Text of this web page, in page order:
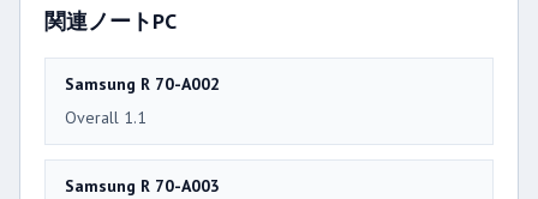
関連ノートPC
Samsung R 70-A002
Overall 1.1
Samsung R 70-A003